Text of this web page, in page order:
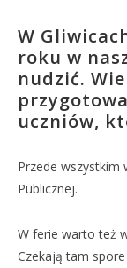
W
roku w
nudzić.
uczniów,
Przede wszystkim
Publicznej.
W ferie warto też
Czekają tam